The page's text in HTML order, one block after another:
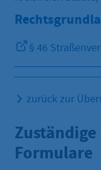
§ 46
zurück zur
Formulare